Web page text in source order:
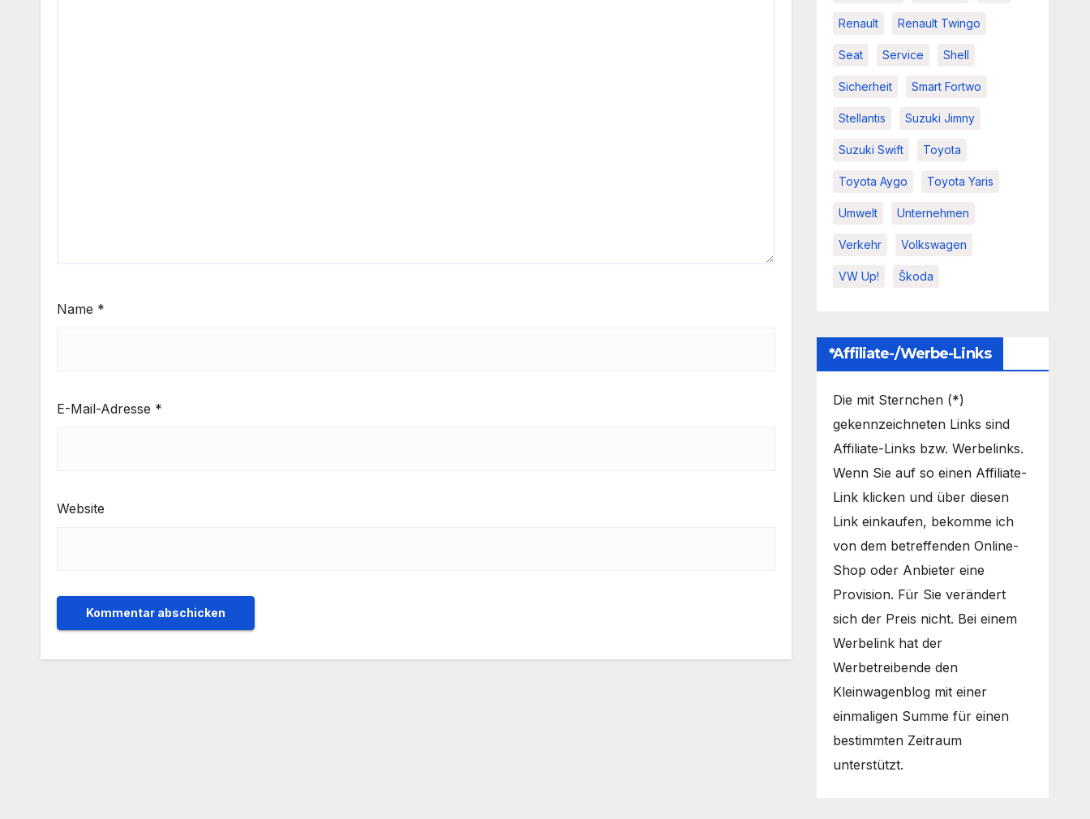
Name *
E-Mail-Adresse *
Website
Renault Renault Twingo
Seat Service Shell
Sicherheit Smart Fortwo
Stellantis Suzuki Jimny
Suzuki Swift Toyota
Toyota Aygo Toyota Yaris
Umwelt Unternehmen
Verkehr Volkswagen
VW Up! Škoda
*Affiliate-/Werbe-Links
Die mit Sternchen (*)
gekennzeichneten Links sind
Affiliate-Links bzw. Werbelinks.
Wenn Sie auf so einen Affiliate-
Link klicken und über diesen
Link einkaufen, bekomme ich
von dem betreffenden Online-
Shop oder Anbieter eine
Provision. Für Sie verändert
sich der Preis nicht. Bei einem
Werbelink hat der
Werbetreibende den
Kleinwagenblog mit einer
einmaligen Summe für einen
bestimmten Zeitraum
unterstützt.